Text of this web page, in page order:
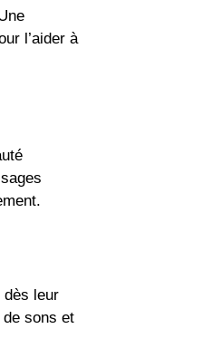
l’aider à
dès leur
sons et